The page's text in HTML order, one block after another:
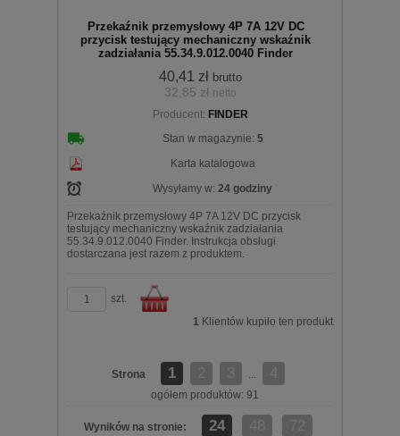
koszyka
Przekaźnik przemysłowy 4P 7A 12V DC
przycisk testujący mechaniczny wskaźnik
zadziałania 55.34.9.012.0040 Finder
40,41 zł brutto
32,85 zł netto
Producent: FINDER
Stan w magazynie: 5
Karta katalogowa
Wysyłamy w: 24 godziny
Przekaźnik przemysłowy 4P 7A 12V DC przycisk
testujący mechaniczny wskaźnik zadziałania
55.34.9.012.0040 Finder. Instrukcja obsługi
dostarczana jest razem z produktem.
szt.
1 Klientów kupiło ten produkt
Strona 1 ...
ogółem produktów: 91
Wyników na stronie: 24